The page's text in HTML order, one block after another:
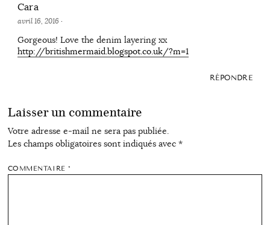
Cara
avril 16, 2016 ·
Gorgeous! Love the denim layering xx
http://britishmermaid.blogspot.co.uk/?m=1
RÉPONDRE
Laisser un commentaire
Votre adresse e-mail ne sera pas publiée.
Les champs obligatoires sont indiqués avec *
COMMENTAIRE*